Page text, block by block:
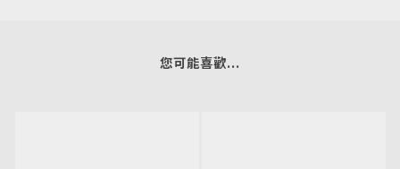
您可能喜歡...